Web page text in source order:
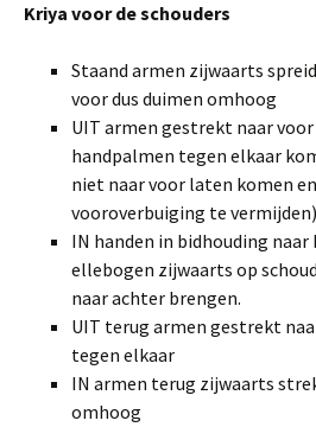
Kriya voor de schouders
Staand armen zijwaarts
voor dus duimen omhoog
UIT armen gestrekt naar
handpalmen tegen elkaar
niet naar voor laten komen
vooroverbuiging te
IN handen in bidhouding
ellebogen zijwaarts op
naar achter brengen.
UIT terug armen gestrekt
tegen elkaar
IN armen terug zijwaarts
omhoog